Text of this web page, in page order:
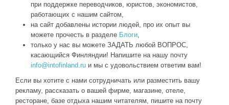
при поддержке переводчиков, юристов, экономистов,
работающих с нашим сайтом,
на сайт добавлены истории людей, про их опыт вы
можете прочесть в разделе Блоги,
только у нас вы можете ЗАДАТЬ любой ВОПРОС,
касающийся Финляндии! Напишите на нашу почту
info@intofinland.ru и мы с удовольствием ответим вам!
Если вы хотите с нами сотрудничать или разместить вашу
рекламу, рассказать о вашей фирме, магазине, отеле,
ресторане, базе отдыха нашим читателям, пишите на почту